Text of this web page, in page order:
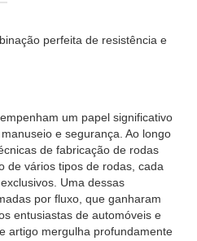
perfeita de resistência e
um papel significativo
e segurança. Ao longo
de fabricação de rodas
de vários tipos de rodas, cada
Uma dessas
por fluxo, que ganharam
entusiastas de automóveis e
artigo mergulha profundamente